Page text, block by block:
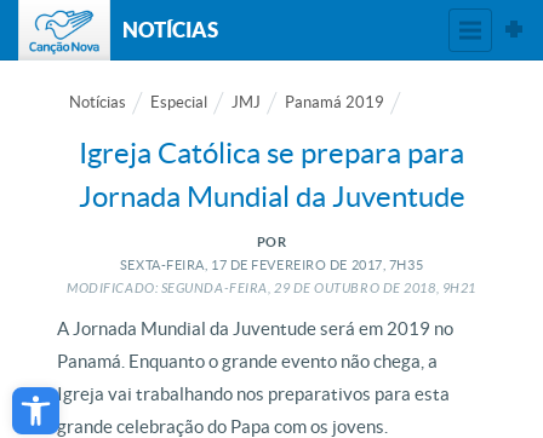
Open toolbar
NOTÍCIAS
Notícias Especial JMJ Panamá 2019
Igreja Católica se prepara para
Jornada Mundial da Juventude
POR
SEXTA-FEIRA, 17 DE FEVEREIRO DE 2017, 7H35
MODIFICADO: SEGUNDA-FEIRA, 29DEOUTUBRO DE2018, 9H21
A Jornada Mundial da Juventude será em 2019 no
Panamá. Enquanto o grande evento não chega, a
Igreja vai trabalhando nos preparativos para esta
grande celebração do Papa com os jovens.